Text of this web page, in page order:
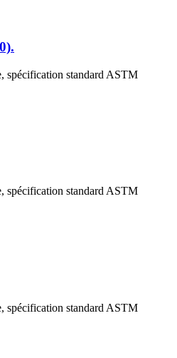
spécification standard ASTM
spécification standard ASTM
spécification standard ASTM